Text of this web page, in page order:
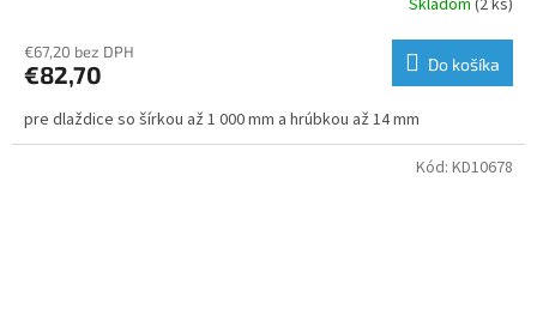
€67,20 bez DPH
€82,70 Do košíka
pre dlaždice so šírkou až 1 000 mm a hrúbkou až 14 mm
Kód: KD10678